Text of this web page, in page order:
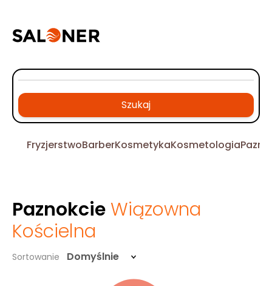
Szukaj
FryzjerstwoBarberKosmetykaKosmetologia
Paznokcie Wiązowna
Kościelna
Sortowanie Domyślnie